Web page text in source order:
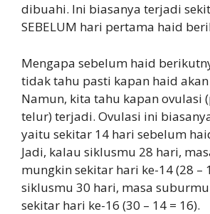
dibuahi. Ini biasanya terjadi
SEBELUM hari pertama haid
Mengapa sebelum haid
tidak tahu pasti kapan haid
Namun, kita tahu kapan ovulasi
telur) terjadi. Ovulasi ini
yaitu sekitar 14 hari sebelum
Jadi, kalau siklusmu 28 hari,
mungkin sekitar hari ke-14 (28 –
siklusmu 30 hari, masa
sekitar hari ke-16 (30 – 14 = 16).